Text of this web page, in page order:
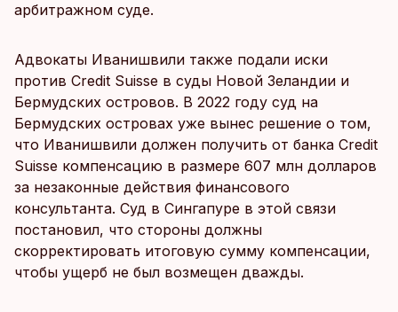
арбитражном суде.
Адвокаты Иванишвили также подали иски
против Credit Suisse в суды Новой Зеландии и
Бермудских островов. В 2022 году суд на
Бермудских островах уже вынес решение о том,
что Иванишвили должен получить от банка Credit
Suisse компенсацию в размере 607 млн долларов
за незаконные действия финансового
консультанта. Суд в Сингапуре в этой связи
постановил, что стороны должны
скорректировать итоговую сумму компенсации,
чтобы ущерб не был возмещен дважды.